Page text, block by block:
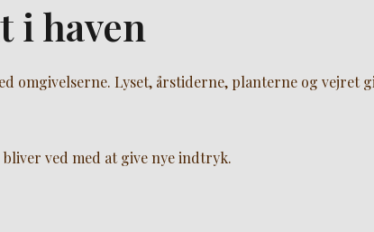
i haven
Lyset, årstiderne, planterne og vejret
ved med at give nye indtryk.